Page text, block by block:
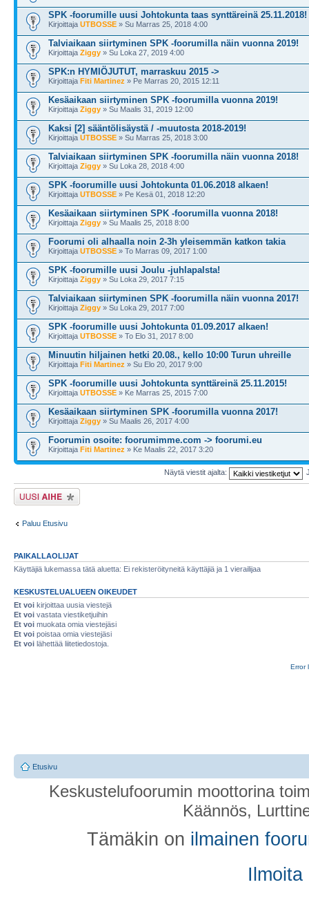
SPK -foorumille uusi Johtokunta taas synttäreinä 25.11.2018!
Kirjoittaja UTBOSSE » Su Marras 25, 2018 4:00
Talviaikaan siirtyminen SPK -foorumilla näin vuonna 2019!
Kirjoittaja Ziggy » Su Loka 27, 2019 4:00
SPK:n HYMIÖJUTUT, marraskuu 2015 ->
Kirjoittaja Fiti Martinez » Pe Marras 20, 2015 12:11
Kesäaikaan siirtyminen SPK -foorumilla vuonna 2019!
Kirjoittaja Ziggy » Su Maalis 31, 2019 12:00
Kaksi [2] sääntölisäystä / -muutosta 2018-2019!
Kirjoittaja UTBOSSE » Su Marras 25, 2018 3:00
Talviaikaan siirtyminen SPK -foorumilla näin vuonna 2018!
Kirjoittaja Ziggy » Su Loka 28, 2018 4:00
SPK -foorumille uusi Johtokunta 01.06.2018 alkaen!
Kirjoittaja UTBOSSE » Pe Kesä 01, 2018 12:20
Kesäaikaan siirtyminen SPK -foorumilla vuonna 2018!
Kirjoittaja Ziggy » Su Maalis 25, 2018 8:00
Foorumi oli alhaalla noin 2-3h yleisemmän katkon takia
Kirjoittaja UTBOSSE » To Marras 09, 2017 1:00
SPK -foorumille uusi Joulu -juhlapalsta!
Kirjoittaja Ziggy » Su Loka 29, 2017 7:15
Talviaikaan siirtyminen SPK -foorumilla näin vuonna 2017!
Kirjoittaja Ziggy » Su Loka 29, 2017 7:00
SPK -foorumille uusi Johtokunta 01.09.2017 alkaen!
Kirjoittaja UTBOSSE » To Elo 31, 2017 8:00
Minuutin hiljainen hetki 20.08., kello 10:00 Turun uhreille
Kirjoittaja Fiti Martinez » Su Elo 20, 2017 9:00
SPK -foorumille uusi Johtokunta synttäreinä 25.11.2015!
Kirjoittaja UTBOSSE » Ke Marras 25, 2015 7:00
Kesäaikaan siirtyminen SPK -foorumilla vuonna 2017!
Kirjoittaja Ziggy » Su Maalis 26, 2017 4:00
Foorumin osoite: foorumimme.com -> foorumi.eu
Kirjoittaja Fiti Martinez » Ke Maalis 22, 2017 3:20
Näytä viestit ajalta:
Lähetä uusi viesti
Paluu Etusivu
PAIKALLAOLIJAT
Käyttäjiä lukemassa tätä aluetta: Ei rekisteröityneitä käyttäjiä ja 1 vierailijaa
KESKUSTELUALUEEN OIKEUDET
Et voi kirjoittaa uusia viestejä
Et voi vastata viestiketjuihin
Et voi muokata omia viestejäsi
Et voi poistaa omia viestejäsi
Et voi lähettää liitetiedostoja.
Error
Etusivu
Keskustelufoorumin moottorina
Käännös,
Tämäkin on ilmainen